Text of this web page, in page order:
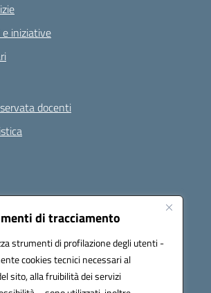
di tracciamento
strumenti di profilazione degli utenti -
cookies tecnici necessari al
sito, alla fruibilità dei servizi
iniziative
docenti